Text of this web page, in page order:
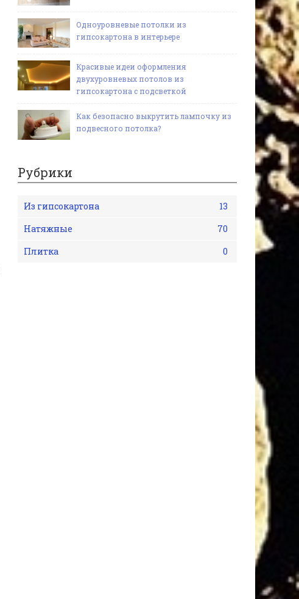
Одноуровневые потолки из
гипсокартона в интерьере
Красивые идеи оформления
двухуровневых потолов из
гипсокартона с подсветкой
Как безопасно выкрутить лампочку из
подвесного потолка?
Рубрики
Из гипсокартона
13
Натяжные
70
Плитка
0